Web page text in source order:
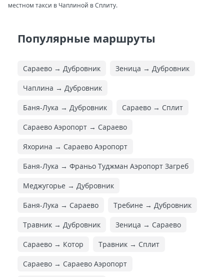
местном такси в Чаплиной в Сплиту.
Популярные маршруты
Сараево → Дубровник Зеница → Дубровник
Чаплина → Дубровник
Баня-Лука → Дубровник Сараево → Сплит
Сараево Аэропорт → Сараево
Яхорина → Сараево Аэропорт
Баня-Лука → Франьо Туджман Аэропорт Загреб
Меджугорье → Дубровник
Баня-Лука → Сараево Требине → Дубровник
Травник → Дубровник Зеница → Сараево
Сараево → Котор Травник → Сплит
Сараево → Сараево Аэропорт